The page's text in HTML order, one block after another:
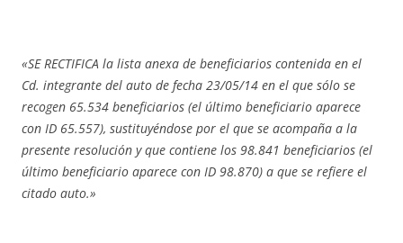
«SE RECTIFICA la lista anexa de beneficiarios contenida en el
Cd. integrante del auto de fecha 23/05/14 en el que sólo se
recogen 65.534 beneficiarios (el último beneficiario aparece
con ID 65.557), sustituyéndose por el que se acompaña a la
presente resolución y que contiene los 98.841 beneficiarios (el
último beneficiario aparece con ID 98.870) a que se refiere el
citado auto.»